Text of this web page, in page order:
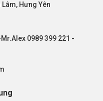
Lâm, Hưng Yên
0989 399 221 -